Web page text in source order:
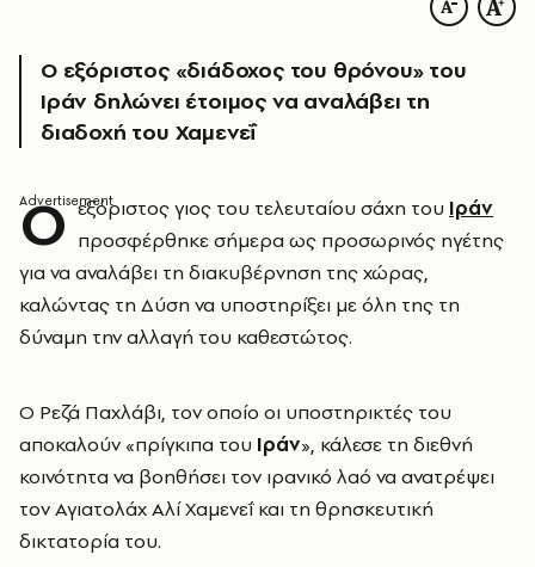
Ο εξόριστος «διάδοχος του θρόνου» του
Ιράν δηλώνει έτοιμος να αναλάβει τη
διαδοχή του Χαμενεΐ
Ο εξόριστος γιος του τελευταίου σάχη του Ιράν
προσφέρθηκε σήμερα ως προσωρινός ηγέτης
για να αναλάβει τη διακυβέρνηση της χώρας,
καλώντας τη Δύση να υποστηρίξει με όλη της τη
δύναμη την αλλαγή του καθεστώτος.
Ο Ρεζά Παχλάβι, τον οποίο οι υποστηρικτές του
αποκαλούν «πρίγκιπα του Ιράν», κάλεσε τη διεθνή
κοινότητα να βοηθήσει τον ιρανικό λαό να ανατρέψει
τον Αγιατολάχ Αλί Χαμενεΐ και τη θρησκευτική
δικτατορία του.